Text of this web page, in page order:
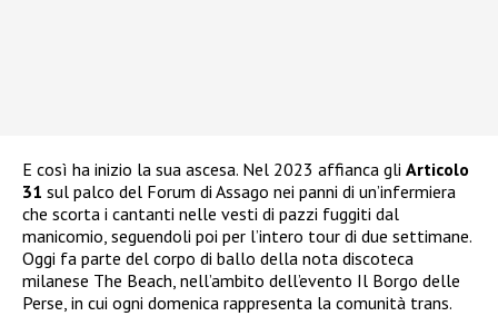
E così ha inizio la sua ascesa. Nel 2023 affianca gli Articolo
31 sul palco del Forum di Assago nei panni di un’infermiera
che scorta i cantanti nelle vesti di pazzi fuggiti dal
manicomio, seguendoli poi per l’intero tour di due settimane.
Oggi fa parte del corpo di ballo della nota discoteca
milanese The Beach, nell’ambito dell’evento Il Borgo delle
Perse, in cui ogni domenica rappresenta la comunità trans.